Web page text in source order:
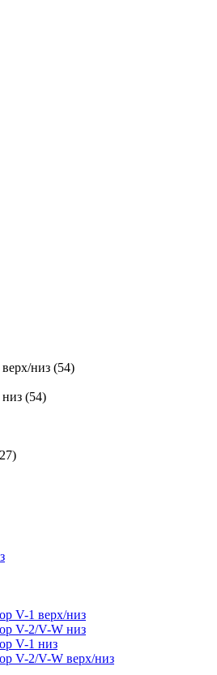
низ (54)
низ (54)
V-1 верх/низ
V-2/V-W низ
V-1 низ
V-2/V-W верх/низ